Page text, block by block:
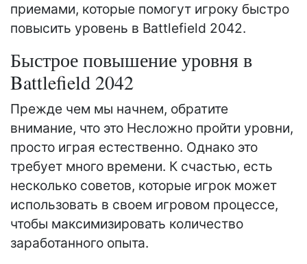
приемами, которые помогут игроку быстро
повысить уровень в Battlefield 2042.
Быстрое повышение уровня в
Battlefield 2042
Прежде чем мы начнем, обратите
внимание, что это Несложно пройти уровни,
просто играя естественно. Однако это
требует много времени. К счастью, есть
несколько советов, которые игрок может
использовать в своем игровом процессе,
чтобы максимизировать количество
заработанного опыта.